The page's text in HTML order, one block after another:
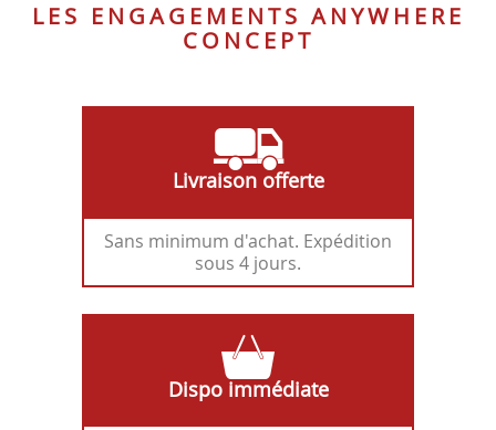
LES ENGAGEMENTS ANYWHERE
CONCEPT
Livraison offerte
Sans minimum d'achat. Expédition
sous 4 jours.
Dispo immédiate